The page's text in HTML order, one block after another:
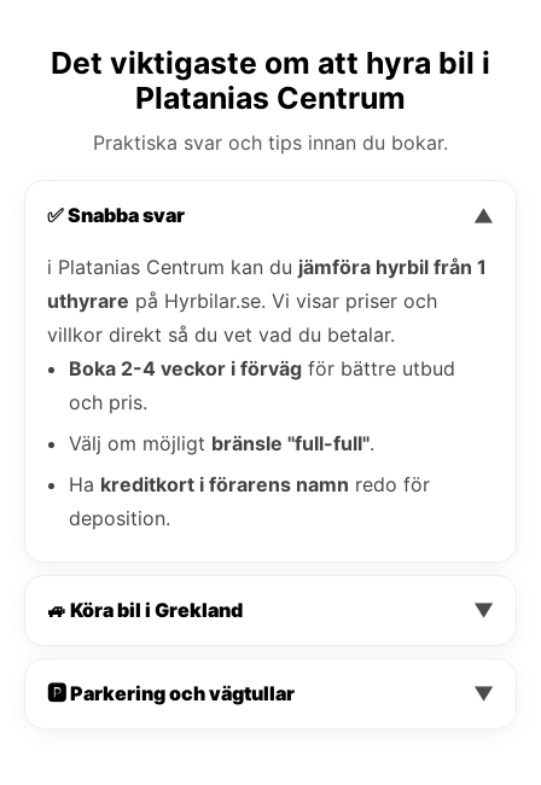
Det viktigaste om att hyra bil i
Platanias Centrum
Praktiska svar och tips innan du bokar.
✅ Snabba svar ▼
i Platanias Centrum kan du jämföra hyrbil från 1
uthyrare på Hyrbilar.se. Vi visar priser och
villkor direkt så du vet vad du betalar.
Boka 2-4 veckor i förväg för bättre utbud
och pris.
Välj om möjligt bränsle "full-full".
Ha kreditkort i förarens namn redo för
deposition.
🚙 Köra bil i Grekland ▼
🅿️ Parkering och vägtullar ▼